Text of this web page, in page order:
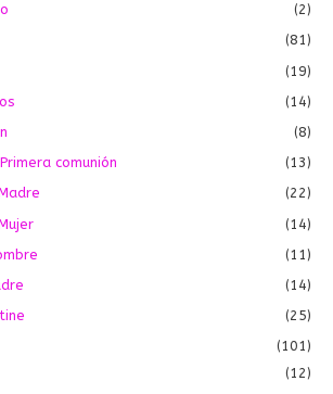
(2)
(81)
(19)
(14)
(8)
comunión
(13)
(22)
(14)
(11)
(14)
(25)
(101)
(12)